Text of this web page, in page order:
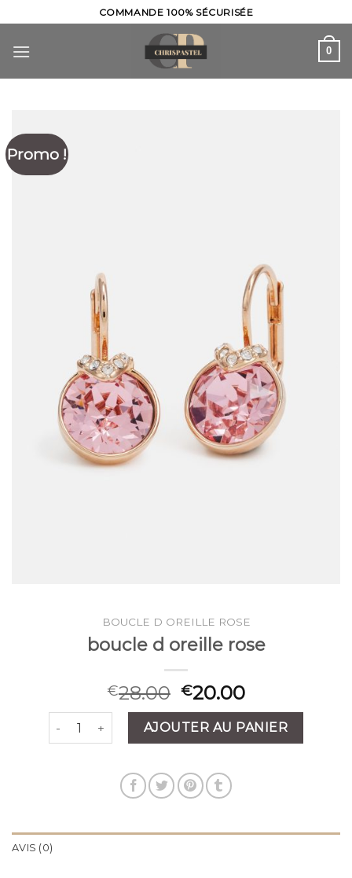
to
content
COMMANDE 100% SÉCURISÉE
0
Promo !
BOUCLE D OREILLE ROSE
boucle d oreille rose
€28.00 €20.00
quantité de boucle d oreille rose
AJOUTER AU PANIER
AVIS (0)